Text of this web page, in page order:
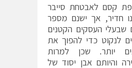
קסם לאבטחת סייבר
חדיר, אך ישנם מספר
שבעלי העסקים הקטנים
לנקוט כדי להפוך את
יותר. שכן למרות
והיותם אבן יסוד של